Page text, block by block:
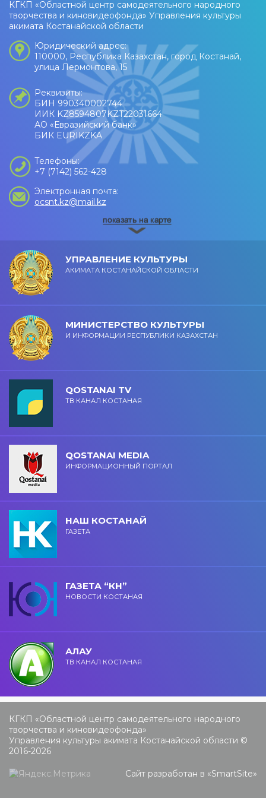
КГКП «Областной центр самодеятельного народного
творчества и киновидеофонда» Управления культуры
акимата Костанайской области
Юридический адрес:
110000, Республика Казахстан, город Костанай,
улица Лермонтова, 15
Реквизиты:
БИН 990340002744
ИИК KZ8594807KZT22031664
АО «Евразийский банк»
БИК EURIKZKA
Телефоны:
+7 (7142) 562-428
Электронная почта:
ocsnt.kz@mail.kz
УПРАВЛЕНИЕ КУЛЬТУРЫ
АКИМАТА КОСТАНАЙСКОЙ ОБЛАСТИ
МИНИСТЕРСТВО КУЛЬТУРЫ
И ИНФОРМАЦИИ РЕСПУБЛИКИ КАЗАХСТАН
QOSTANAI TV
ТВ КАНАЛ КОСТАНАЯ
QOSTANAI MEDIA
ИНФОРМАЦИОННЫЙ ПОРТАЛ
НАШ КОСТАНАЙ
ГАЗЕТА
ГАЗЕТА “КН”
НОВОСТИ КОСТАНАЯ
АЛАУ
ТВ КАНАЛ КОСТАНАЯ
КГКП «Областной центр самодеятельного народного
творчества и киновидеофонда»
Управления культуры акимата Костанайской области ©
2016-2026
Сайт разработан в «SmartSite»